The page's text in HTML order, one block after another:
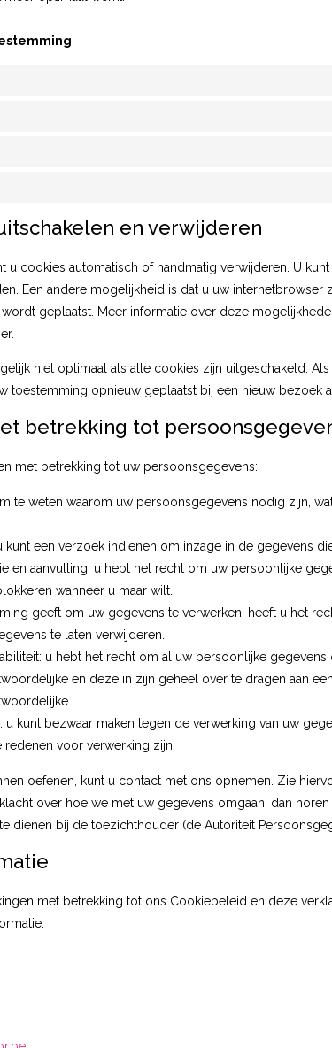
en verwijderen
u cookies automatisch of handmatig verwijderen. U
Een andere mogelijkheid is dat u uw internetbrowser
geplaatst. Meer informatie over deze
niet optimaal als alle cookies zijn uitgeschakeld.
toestemming opnieuw geplaatst bij een nieuw bezoek
betrekking tot
met betrekking tot uw persoonsgegevens:
te weten waarom uw persoonsgegevens nodig zijn,
kunt een verzoek indienen om inzage in de gegevens
en aanvulling: u hebt het recht om uw persoonlijke
wanneer u maar wilt.
geeft om uw gegevens te verwerken, heeft u het
te laten verwijderen.
u hebt het recht om al uw persoonlijke
en deze in zijn geheel over te dragen aan
u kunt bezwaar maken tegen de verwerking van uw
voor verwerking zijn.
oefenen, kunt u contact met ons opnemen. Zie
over hoe we met uw gegevens omgaan, dan
dienen bij de toezichthouder (de Autoriteit
met betrekking tot ons Cookiebeleid en deze